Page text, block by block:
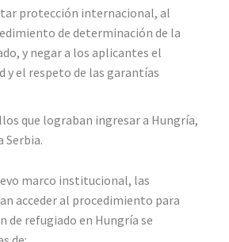
protección internacional, al
de determinación de la
y negar a los aplicantes el
y el respeto de las garantías
que lograban ingresar a Hungría,
Serbia.
marco institucional, las
acceder al procedimiento para
de refugiado en Hungría se